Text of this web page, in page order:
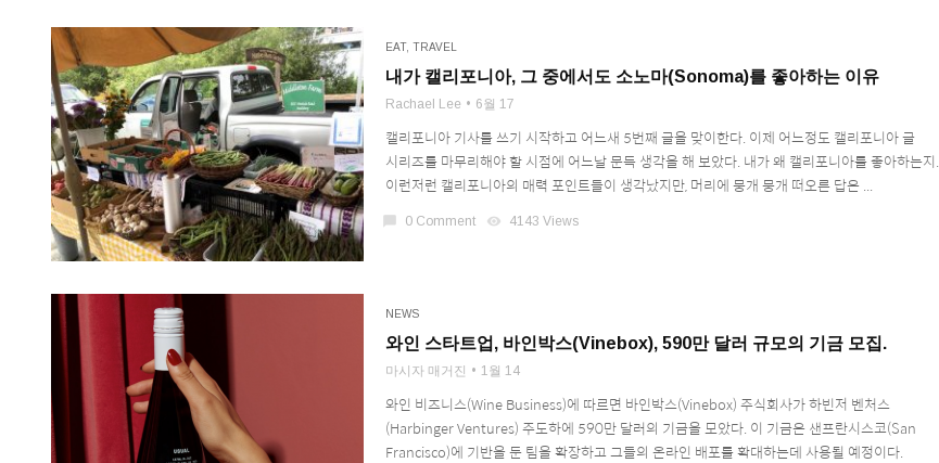
EAT, TRAVEL
내가 캘리포니아, 그 중에서도 소노마(Sonoma)를 좋아하는 이유
Rachael Lee 6월 17
캘리포니아 기사를 쓰기 시작하고 어느새 5번째 글을 맞이한다. 이제 어느정도 캘리포니아 글
시리즈를 마무리해야 할 시점에 어느날 문득 생각을 해 보았다. 내가 왜 캘리포니아를 좋아하는지.
이런저런 캘리포니아의 매력 포인트들이 생각났지만, 머리에 뭉개 뭉개 떠오른 답은 ...
chat_bubble 0 Comment visibility 4143 Views
NEWS
와인 스타트업, 바인박스(Vinebox), 590만 달러 규모의 기금 모집.
마시자 매거진 1월 14
와인 비즈니스(Wine Business)에 따르면 바인박스(Vinebox) 주식회사가 하빈저 벤처스
(Harbinger Ventures) 주도하에 590만 달러의 기금을 모았다. 이 기금은 샌프란시스코(San
Francisco)에 기반을 둔 팀을 확장하고 그들의 온라인 배포를 확대하는데 사용될 예정이다.